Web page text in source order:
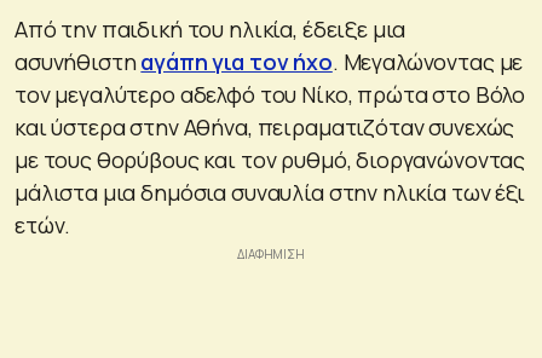
Από την παιδική του ηλικία, έδειξε μια
ασυνήθιστηαγάπη για τον ήχο. Μεγαλώνοντας με
τον μεγαλύτερο αδελφό του Νίκο, πρώτα στο Βόλο
και ύστερα στην Αθήνα, πειραματιζόταν συνεχώς
με τους θορύβους και τον ρυθμό, διοργανώνοντας
μάλιστα μια δημόσια συναυλία στην ηλικία των έξι
ετών.